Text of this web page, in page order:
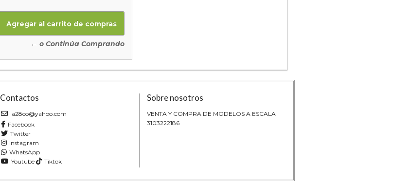
← o Continúa Comprando
Contactos
a28co@yahoo.com
Facebook
Twitter
Instagram
WhatsApp
Youtube
Tiktok
Sobre nosotros
VENTA Y COMPRA DE MODELOS A ESCALA
3103222186